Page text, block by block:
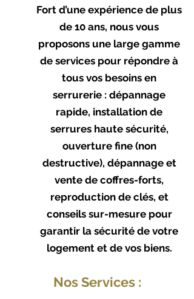
Fort d’une expérience de plus
de 10 ans, nous vous
proposons une large gamme
de services pour répondre à
tous vos besoins en
serrurerie : dépannage
rapide, installation de
serrures haute sécurité,
ouverture fine (non
destructive), dépannage et
vente de coffres-forts,
reproduction de clés, et
conseils sur-mesure pour
garantir la sécurité de votre
logement et de vos biens.
Nos Services :